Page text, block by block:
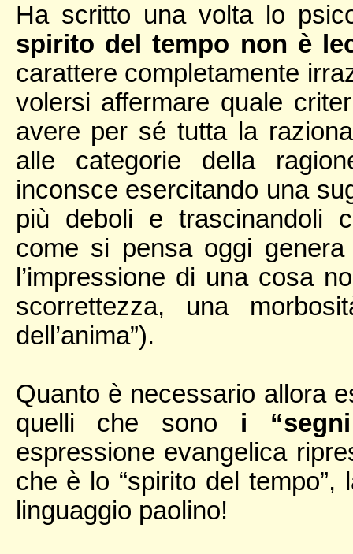
Ha scritto una volta lo
spirito del tempo non è
carattere completamente
volersi affermare quale
avere per sé tutta la
alle categorie della
inconsce esercitando una
più deboli e trascinandoli
come si pensa oggi
l’impressione di una cosa
scorrettezza, una
dell’anima”).
Quanto è necessario allora
quelli che sono i
espressione evangelica
che è lo “spirito del tempo”,
linguaggio paolino!